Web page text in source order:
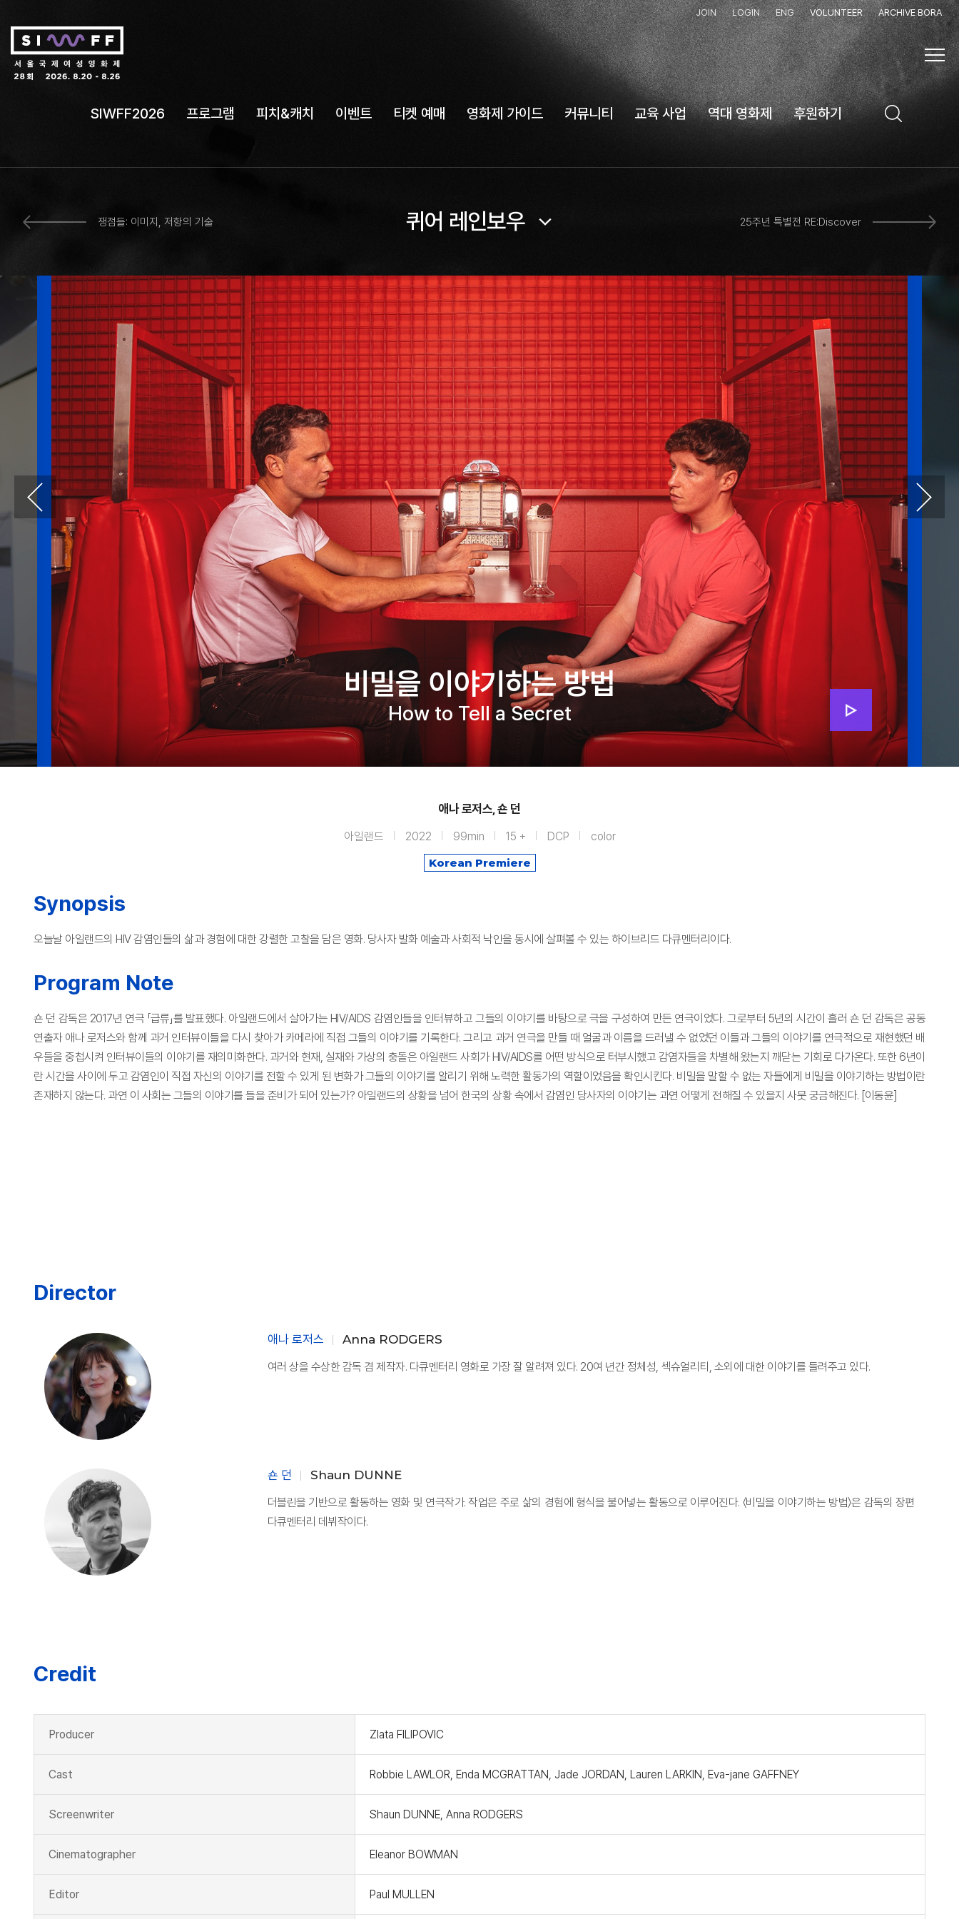
JOIN LOGIN ENG VOLUNTEER ARCHIVE BORA
SIWFF2026 프로그램 피치&캐치 이벤트 티켓 예매 영화제 가이드 커뮤니티 교육 사업 역대 영화제 후원하기
퀴어 레인보우
쟁점들: 이미지, 저항의 기술 25주년 특별전 RE:Discover
비밀을 이야기하는 방법
How to Tell a Secret
애나 로저스, 숀 던
아일랜드 2022 99min 15 + DCP
color
Korean Premiere
Synopsis
오늘날 아일랜드의 HIV 감염인들의 삶과 경험에 대한 강렬한 고찰을 담은 영화. 당사자 발화 예술과 사회적 낙인을 동시에 살펴볼 수 있는 하이브리드 다큐멘터리이다.
Program Note
숀 던 감독은 2017년 연극 「급류」를 발표했다. 아일랜드에서 살아가는 HIV/AIDS 감염인들을 인터뷰하고 그들의 이야기를 바탕으로 극을 구성하여 만든 연극이었다. 그로부터 5년의 시간이 흘러 숀 던 감독은 공동
연출자 애나 로저스와 함께 과거 인터뷰이들을 다시 찾아가 카메라에 직접 그들의 이야기를 기록한다. 그리고 과거 연극을 만들 때 얼굴과 이름을 드러낼 수 없었던 이들과 그들의 이야기를 연극적으로 재현했던 배
우들을 중첩시켜 인터뷰이들의 이야기를 재의미화한다. 과거와 현재, 실재와 가상의 충돌은 아일랜드 사회가 HIV/AIDS를 어떤 방식으로 터부시했고 감염자들을 차별해 왔는지 깨닫는 기회로 다가온다. 또한 6년이
란 시간을 사이에 두고 감염인이 직접 자신의 이야기를 전할 수 있게 된 변화가 그들의 이야기를 알리기 위해 노력한 활동가의 역할이었음을 확인시킨다. 비밀을 말할 수 없는 자들에게 비밀을 이야기하는 방법이란
존재하지 않는다. 과연 이 사회는 그들의 이야기를 들을 준비가 되어 있는가? 아일랜드의 상황을 넘어 한국의 상황 속에서 감염인 당사자의 이야기는 과연 어떻게 전해질 수 있을지 사뭇 궁금해진다. [이동윤]
Director
애나 로저스 Anna RODGERS
여러 상을 수상한 감독 겸 제작자. 다큐멘터리 영화로 가장 잘 알려져 있다. 20여 년간 정체성, 섹슈얼리티, 소외에 대한 이야기를 들려주고 있다.
숀 던 Shaun DUNNE
더블린을 기반으로 활동하는 영화 및 연극작가. 작업은 주로 삶의 경험에 형식을 불어넣는 활동으로 이루어진다. 〈비밀을 이야기하는 방법〉은 감독의 장편
다큐멘터리 데뷔작이다.
Credit
Producer Zlata FILIPOVIC
Cast Robbie LAWLOR, Enda MCGRATTAN, Jade JORDAN, Lauren LARKIN, Eva-jane GAFFNEY
Screenwriter Shaun DUNNE, Anna RODGERS
Cinematographer Eleanor BOWMAN
Editor Paul MULLEN